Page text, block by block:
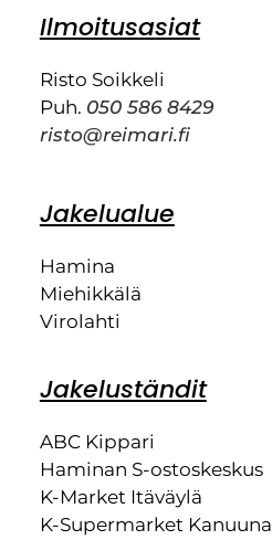
Ilmoitusasiat
Risto Soikkeli
Puh. 050 586 8429
risto@reimari.fi
Jakelualue
Hamina
Miehikkälä
Virolahti
Jakeluständit
ABC Kippari
Haminan S-ostoskeskus
K-Market Itäväylä
K-Supermarket Kanuuna